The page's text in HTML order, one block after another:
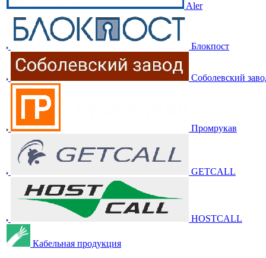
Aler
Блокпост
Соболевский
Промрукав
GETCALL
HOSTCALL
Кабельная продукция